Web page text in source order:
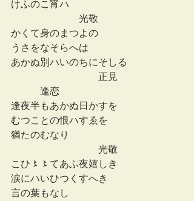
けふのこ宵ハ
光敬
かくて身のまつよの
うさをなそらへは
あかぬ別ハいのちにそしる
正見
逢恋
逢夜半もあかぬ日かすを
むつことの恨ハすゑを
猶たのむなり
光敬
こひ〻〻てあふ夜嬉しき
涙にハいひつくすへき
言の葉もなし